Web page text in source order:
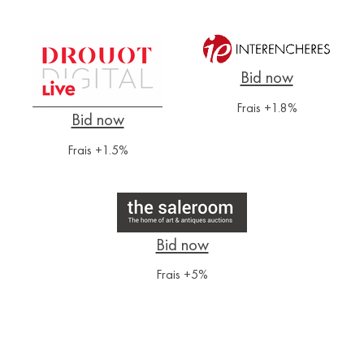
Frais +1.5%
Frais +1.8%
Frais +5%